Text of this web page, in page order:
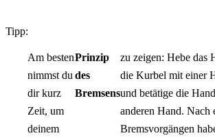
Tipp:
Am besten
nimmst du
dir kurz
Zeit, um
deinem
Prinzip
des
Bremsens
zu zeigen: Hebe das
die Kurbel mit einer
und betätige die
anderen Hand. Nach
Bremsvorgängen